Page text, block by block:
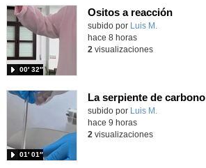
Ositos a reacción
Contenido educativo.
subido por Luis M.
00′ 32″
hace 8 horas
2 visualizaciones
La serpiente de carbono
Contenido educativo.
subido por Luis M.
01′ 01″
hace 9 horas
2 visualizaciones